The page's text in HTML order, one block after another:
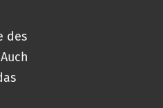
des